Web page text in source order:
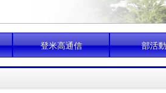
登米高通信 部活動